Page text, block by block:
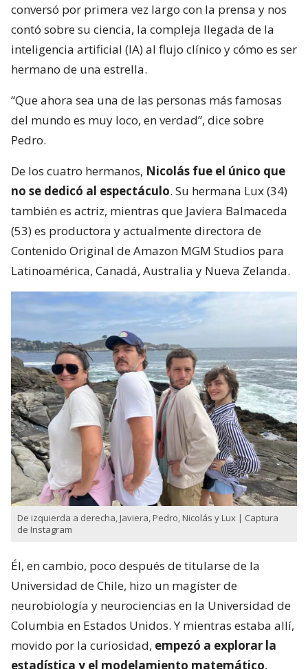
conversó por primera vez largo con la prensa y nos
contó sobre su ciencia, la compleja llegada de la
inteligencia artificial (IA) al flujo clínico y cómo es ser
hermano de una estrella.
“Que ahora sea una de las personas más famosas
del mundo es muy loco, en verdad”, dice sobre
Pedro.
De los cuatro hermanos, Nicolás fue el único que
no se dedicó al espectáculo. Su hermana Lux (34)
también es actriz, mientras que Javiera Balmaceda
(53) es productora y actualmente directora de
Contenido Original de Amazon MGM Studios para
Latinoamérica, Canadá, Australia y Nueva Zelanda.
De izquierda a derecha, Javiera, Pedro, Nicolás y Lux | Captura
de Instagram
Él, en cambio, poco después de titularse de la
Universidad de Chile, hizo un magíster de
neurobiología y neurociencias en la Universidad de
Columbia en Estados Unidos. Y mientras estaba allí,
movido por la curiosidad, empezó a explorar la
estadística y el modelamiento matemático,